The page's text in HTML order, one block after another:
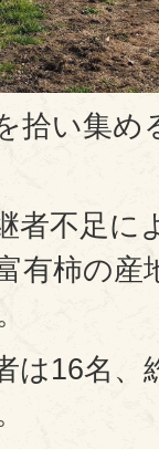
拾い集め
者不足に
有柿の産
は16名、